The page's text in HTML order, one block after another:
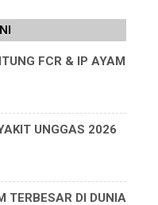
FCR & IP AYAM
UNGGAS 2026
TERBESAR DI DUNIA